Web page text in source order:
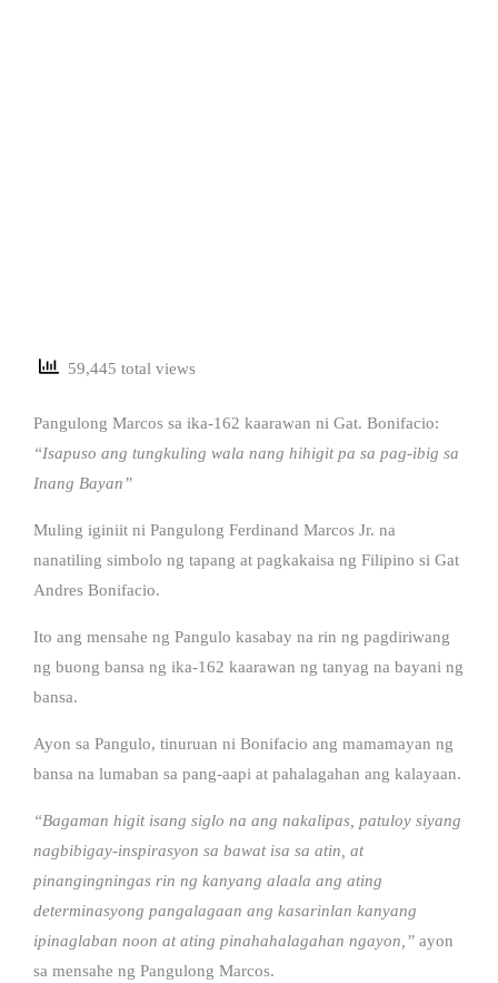
59,445 total views
Pangulong Marcos sa ika-162 kaarawan ni Gat. Bonifacio:
“Isapuso ang tungkuling wala nang hihigit pa sa pag-ibig sa
Inang Bayan”
Muling iginiit ni Pangulong Ferdinand Marcos Jr. na
nanatiling simbolo ng tapang at pagkakaisa ng Filipino si Gat
Andres Bonifacio.
Ito ang mensahe ng Pangulo kasabay na rin ng pagdiriwang
ng buong bansa ng ika-162 kaarawan ng tanyag na bayani ng
bansa.
Ayon sa Pangulo, tinuruan ni Bonifacio ang mamamayan ng
bansa na lumaban sa pang-aapi at pahalagahan ang kalayaan.
“Bagaman higit isang siglo na ang nakalipas, patuloy siyang
nagbibigay-inspirasyon sa bawat isa sa atin, at
pinangingningas rin ng kanyang alaala ang ating
determinasyong pangalagaan ang kasarinlan kanyang
ipinaglaban noon at ating pinahahalagahan ngayon,” ayon
sa mensahe ng Pangulong Marcos.